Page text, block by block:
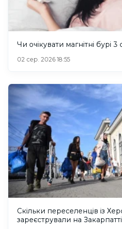
Чи очікувати магнітні бурі
02 сер. 2026 18:55
Скільки переселенців із
зареєстрували на Закарпатті